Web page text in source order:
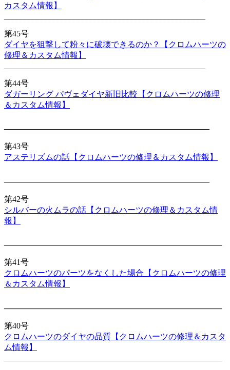
カスタム情報】
第45号
ダイヤを狙撃して粉々に破壊できるのか？【クロムハーツの
修理＆カスタム情報】
第44号
ダガーリング パヴェダイヤ新旧比較【クロムハーツの修理
＆カスタム情報】
第43号
アステリズムの話【クロムハーツの修理＆カスタム情報】
第42号
シルバーの火ムラの話【クロムハーツの修理＆カスタム情
報】
第41号
クロムハーツのパーツをなくした場合【クロムハーツの修理
＆カスタム情報】
第40号
クロムハーツのダイヤの品質【クロムハーツの修理＆カスタ
ム情報】